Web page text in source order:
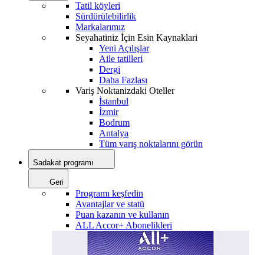
Tatil köyleri
Sürdürülebilirlik
Markalarımız
Seyahatiniz İçin Esin Kaynaklari
Yeni Açılışlar
Aile tatilleri
Dergi
Daha Fazlası
Variş Noktanizdaki Oteller
İstanbul
İzmir
Bodrum
Antalya
Tüm varış noktalarını görün
Sadakat programı
Geri
Programı keşfedin
Avantajlar ve statü
Puan kazanın ve kullanın
ALL Accor+ Abonelikleri